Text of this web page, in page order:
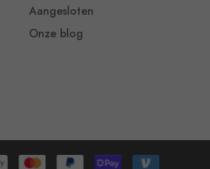
Aangesloten
Onze blog